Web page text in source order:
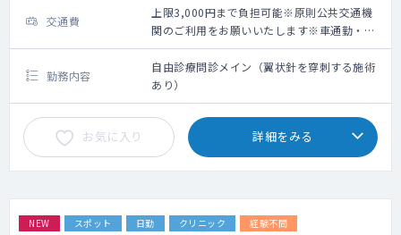
交通費
上限3,000円まで負担可能※原則公共交通機
関のご利用をお願いいたします※車通勤・タ
クシー利用要相談
勤務内容
自由診療問診メイン（翼状針を穿刺する施術
あり）
お気に入り 詳細をみる
NEW スポット 日勤 クリニック
経験不問